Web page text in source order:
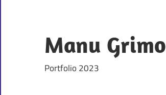
content
Manu Grimo
Portfolio 2023